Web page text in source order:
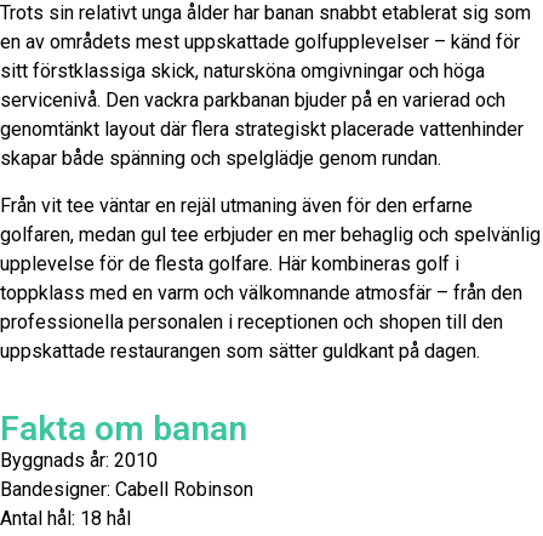
Trots sin relativt unga ålder har banan snabbt etablerat sig som
en av områdets mest uppskattade golfupplevelser – känd för
sitt förstklassiga skick, natursköna omgivningar och höga
servicenivå. Den vackra parkbanan bjuder på en varierad och
genomtänkt layout där flera strategiskt placerade vattenhinder
skapar både spänning och spelglädje genom rundan.
Från vit tee väntar en rejäl utmaning även för den erfarne
golfaren, medan gul tee erbjuder en mer behaglig och spelvänlig
upplevelse för de flesta golfare. Här kombineras golf i
toppklass med en varm och välkomnande atmosfär – från den
professionella personalen i receptionen och shopen till den
uppskattade restaurangen som sätter guldkant på dagen.
Fakta om banan
Byggnads år: 2010
Bandesigner: Cabell Robinson
Antal hål: 18 hål